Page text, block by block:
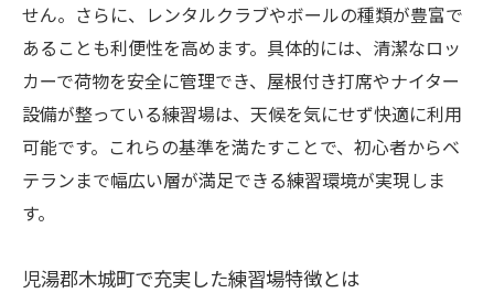
せん。さらに、レンタルクラブやボールの種類が豊富で
あることも利便性を高めます。具体的には、清潔なロッ
カーで荷物を安全に管理でき、屋根付き打席やナイター
設備が整っている練習場は、天候を気にせず快適に利用
可能です。これらの基準を満たすことで、初心者からベ
テランまで幅広い層が満足できる練習環境が実現しま
す。
児湯郡木城町で充実した練習場特徴とは